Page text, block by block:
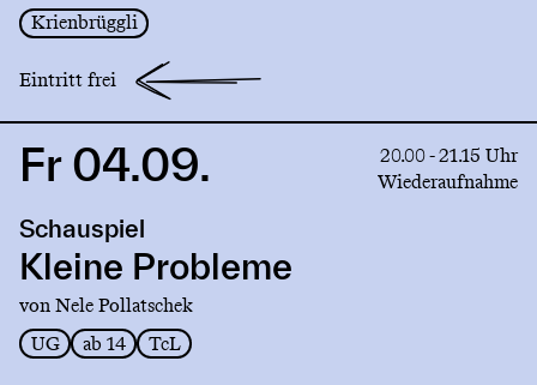
Krienbrüggli
Eintritt frei
Link
Kleine
Probleme
Fr 04.09.
20.00 - 21.15 Uhr
Wiederaufnahme
Schauspiel
Kleine Probleme
von Nele Pollatschek
UG
ab 14 TcL